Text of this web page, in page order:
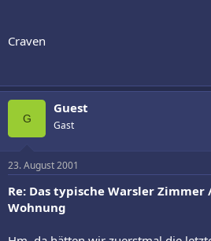
Craven
G
Guest
Gast
23. August 2001
Re: Das typische Warsler
Wohnung